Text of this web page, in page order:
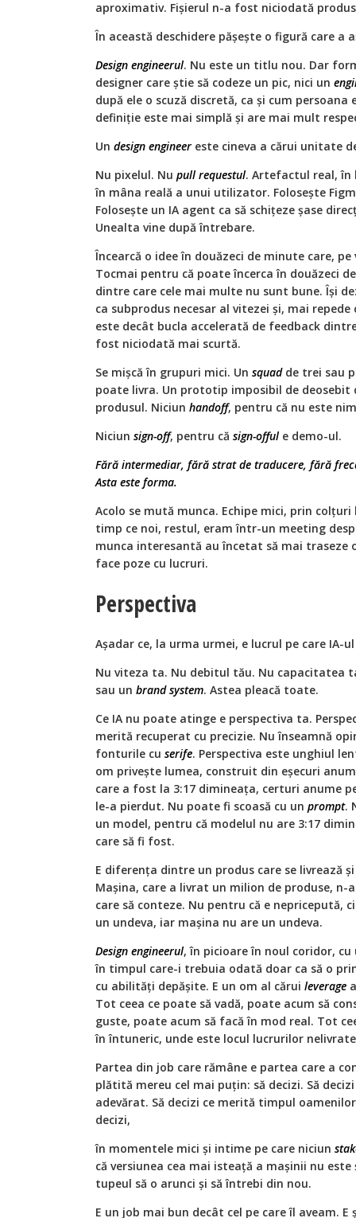
aproximativ. Fișierul n-a fost niciodată
În această deschidere pășește o figură care a
Design engineerul. Nu este un titlu nou. Dar
designer care știe să codeze un pic, nici un
după ele o scuză discretă, ca și cum
definiție este mai simplă și are mai mult
Un design engineer este cineva a cărui unitate
Nu pixelul. Nu pull requestul. Artefactul real, în
în mâna reală a unui utilizator. Folosește
Folosește un IA agent ca să schițeze șase
Unealta vine după întrebare.
Încearcă o idee în douăzeci de minute care,
Tocmai pentru că poate încerca în douăzeci
dintre care cele mai multe nu sunt bune. Își
ca subprodus necesar al vitezei și, mai
este decât bucla accelerată de feedback
fost niciodată mai scurtă.
Se mișcă în grupuri mici. Un squadde trei sau
poate livra. Un prototip imposibil de deosebit
produsul. Niciun handoff, pentru că nu este
Niciun sign-off, pentru că sign-offul e demo-ul.
Fără intermediar, fără strat de traducere, fără
Asta este forma.
Acolo se mută munca. Echipe mici, prin
timp ce noi, restul, eram într-un meeting
munca interesantă au încetat să mai traseze
face poze cu lucruri.
Perspectiva
Așadar ce, la urma urmei, e lucrul pe care IA-
Nu viteza ta. Nu debitul tău. Nu capacitatea
sau un brand system. Astea pleacă toate.
Ce IA nu poate atinge e perspectiva ta.
merită recuperat cu precizie. Nu înseamnă
fonturile cu serife. Perspectiva este unghiul
om privește lumea, construit din eșecuri
care a fost la 3:17 dimineața, certuri anume
le-a pierdut. Nu poate fi scoasă cu un prompt.
un model, pentru că modelul nu are 3:17
care să fi fost.
E diferența dintre un produs care se livrează
Mașina, care a livrat un milion de produse,
care să conteze. Nu pentru că e nepricepută,
un undeva, iar mașina nu are un undeva.
Design engineerul, în picioare în noul coridor,
în timpul care-i trebuia odată doar ca să o
cu abilități depășite. E un om al cărui leverage
Tot ceea ce poate să vadă, poate acum să
guste, poate acum să facă în mod real. Tot
în întuneric, unde este locul lucrurilor
Partea din job care rămâne e partea care a
plătită mereu cel mai puțin: să decizi. Să
adevărat. Să decizi ce merită timpul
decizi,
în momentele mici și intime pe care niciun
că versiunea cea mai isteață a mașinii nu este
tupeul să o arunci și să întrebi din nou.
E un job mai bun decât cel pe care îl aveam.